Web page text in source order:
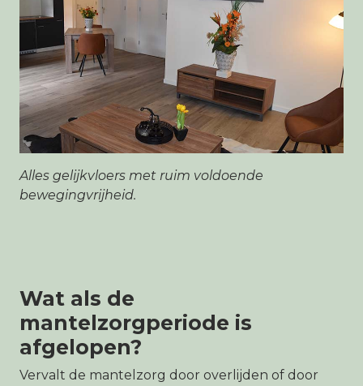
Alles gelijkvloers met ruim voldoende
bewegingvrijheid.
Wat als de
mantelzorgperiode is
afgelopen?
Vervalt de mantelzorg door overlijden of door